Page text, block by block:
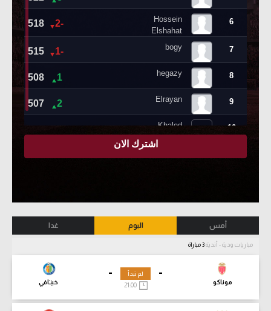
أمس اليوم غدا
مباريات ودية - أندية
-
موناكو
-
خيتافي
لم تبدأ
21:00